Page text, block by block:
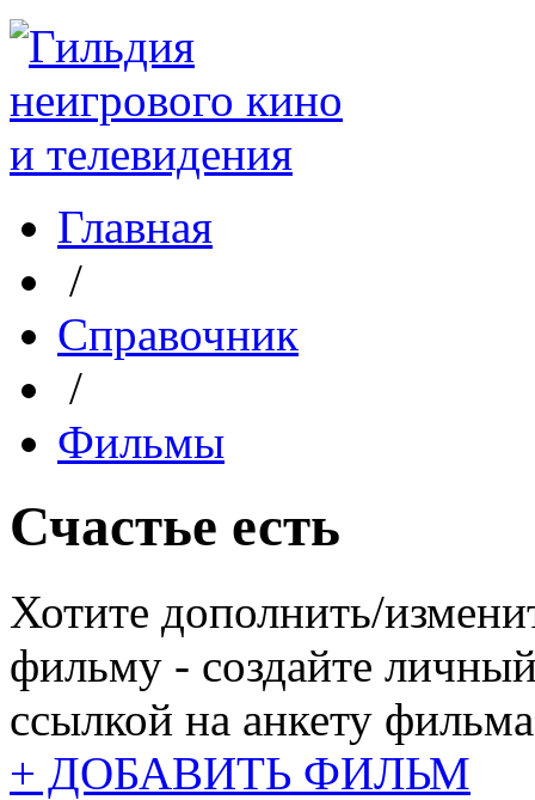
Главная
/
Справочник
/
Фильмы
Счастье есть
Хотите дополнить/
фильму - создайте
ссылкой на анкету
+ ДОБАВИТЬ ФИЛЬМ